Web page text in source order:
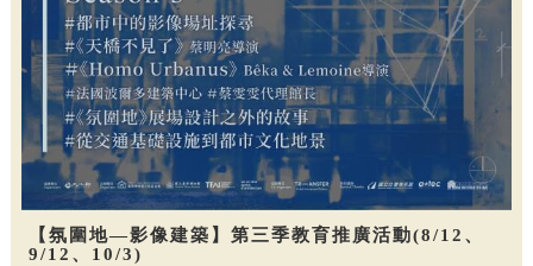
【氛圍地—影像建築】第三季教育推廣活動(8/12、
9/12、10/3)